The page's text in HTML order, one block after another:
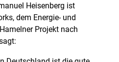
Heisenberg ist
dem Energie- und
Projekt nach